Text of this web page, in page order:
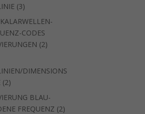
33
Produkte
CODES
22
DIMENSIONS
22
ProdukteBLAU-
FREQUENZ 22